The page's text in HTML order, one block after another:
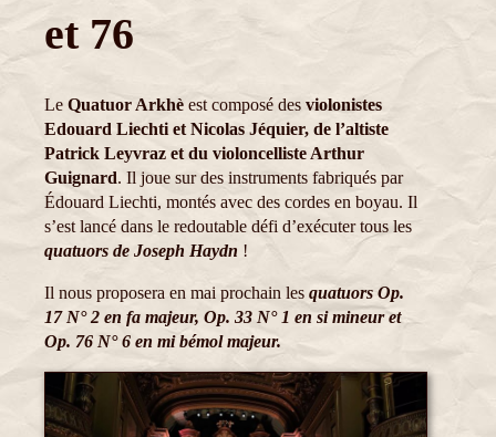
et 76
Le Quatuor Arkhè est composé des violonistes
Edouard Liechti et Nicolas Jéquier, de l’altiste
Patrick Leyvraz et du violoncelliste Arthur
Guignard. Il joue sur des instruments fabriqués par
Édouard Liechti, montés avec des cordes en boyau. Il
s’est lancé dans le redoutable défi d’exécuter tous les
quatuors de Joseph Haydn !
Il nous proposera en mai prochain les quatuors Op.
17 N° 2 en fa majeur, Op. 33 N° 1 en si mineur et
Op. 76 N° 6 en mi bémol majeur.